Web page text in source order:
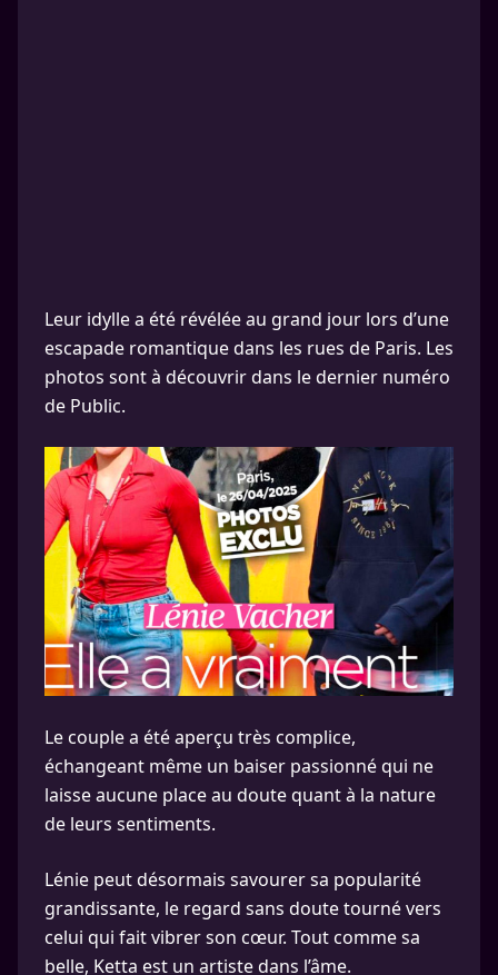
Leur idylle a été révélée au grand jour lors d’une
escapade romantique dans les rues de Paris. Les
photos sont à découvrir dans le dernier numéro
de Public.
Le couple a été aperçu très complice,
échangeant même un baiser passionné qui ne
laisse aucune place au doute quant à la nature
de leurs sentiments.
Lénie peut désormais savourer sa popularité
grandissante, le regard sans doute tourné vers
celui qui fait vibrer son cœur. Tout comme sa
belle, Ketta est un artiste dans l’âme.